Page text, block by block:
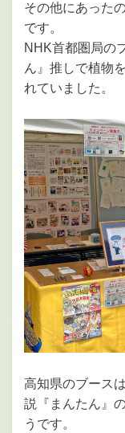
その他にあった
です。
NHK首都圏局の
ん』推しで植物
れていました。
高知県のブース
説『まんたん』
うです。